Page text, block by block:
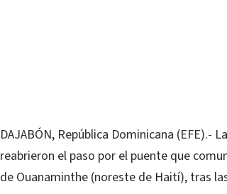
DAJABÓN, República Dominicana (EFE).-
reabrieron el paso por el puente que
de Ouanaminthe (noreste de Haití), tras